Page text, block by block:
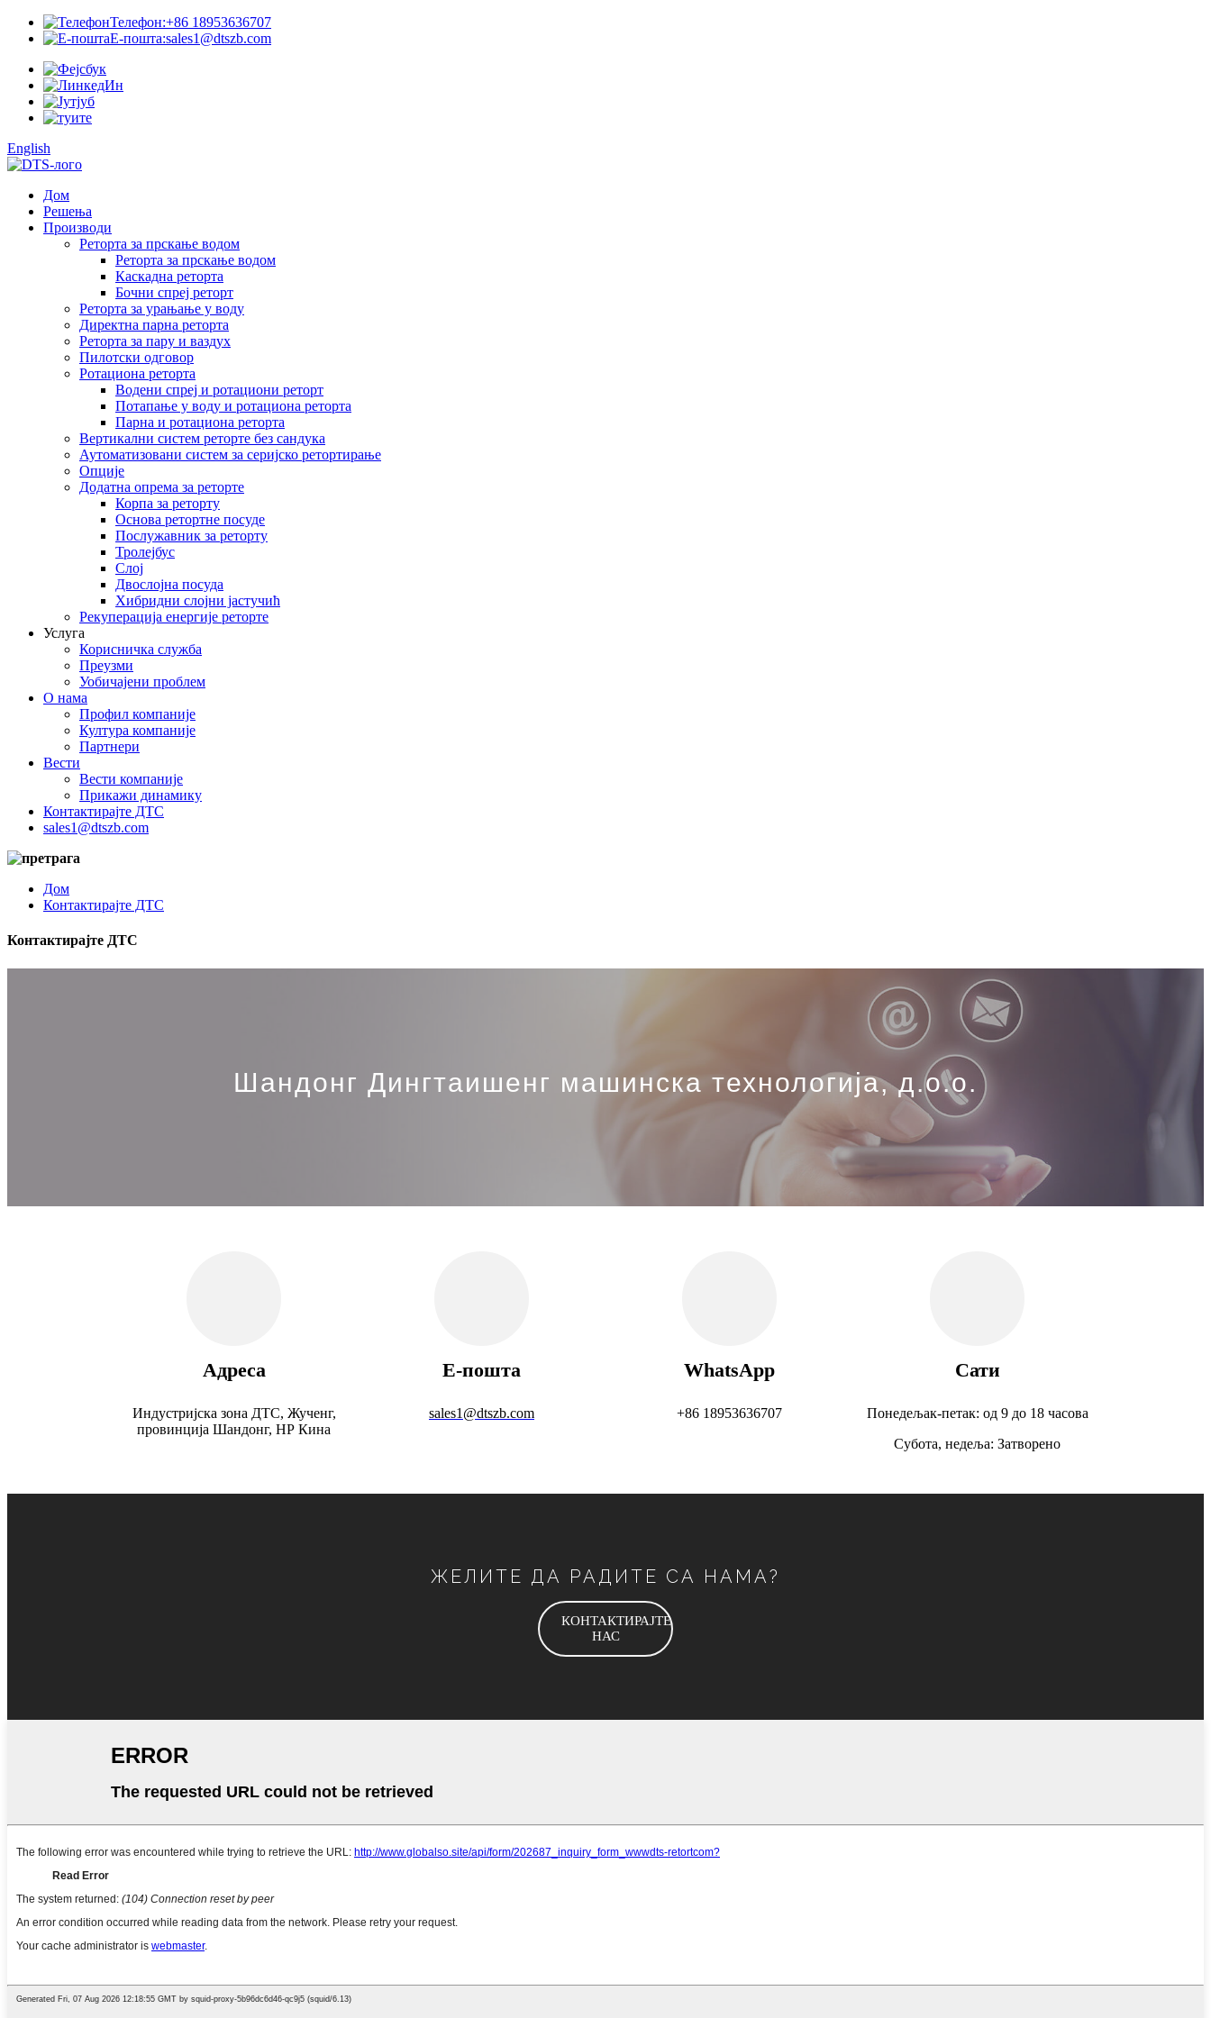
Телефон:+86 18953636707
Е-пошта:sales1@dtszb.com
English
Дом
Решења
Производи
Реторта за прскање водом
Реторта за прскање водом
Каскадна реторта
Бочни спреј реторт
Реторта за урањање у воду
Директна парна реторта
Реторта за пару и ваздух
Пилотски одговор
Ротациона реторта
Водени спреј и ротациони реторт
Потапање у воду и ротациона реторта
Парна и ротациона реторта
Вертикални систем реторте без сандука
Аутоматизовани систем за серијско ретортирање
Опције
Додатна опрема за реторте
Корпа за реторту
Основа ретортне посуде
Послужавник за реторту
Тролејбус
Слој
Двослојна посуда
Хибридни слојни јастучић
Рекуперација енергије реторте
Услуга
Корисничка служба
Преузми
Уобичајени проблем
О нама
Профил компаније
Култура компаније
Партнери
Вести
Вести компаније
Прикажи динамику
Контактирајте ДТС
sales1@dtszb.com
Дом
Контактирајте ДТС
Контактирајте ДТС
Шандонг Дингтаишенг машинска технологија, д.о.о.
Адреса
Индустријска зона ДТС, Жученг,
провинција Шандонг, НР Кина
Е-пошта
sales1@dtszb.com
WhatsApp
+86 18953636707
Сати
Понедељак-петак: од 9 до 18 часова
Субота, недеља: Затворено
ЖЕЛИТЕ ДА РАДИТЕ СА НАМА?
КОНТАКТИРАЈТЕ
НАС